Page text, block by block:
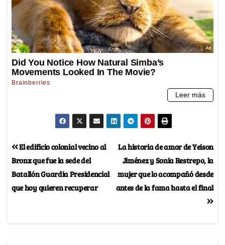
La historia de amor de Yeison
Jiménez y Sonia Restrepo, la
mujer que lo acompañó desde
antes de la fama hasta el final
El edificio colonial vecino al
Bronx que fue la sede del
Batallón Guardia Presidencial
que hoy quieren recuperar